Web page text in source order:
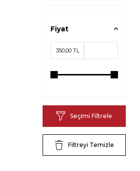
Fiyat
Seçimi Filtrele
Filtreyi Temizle